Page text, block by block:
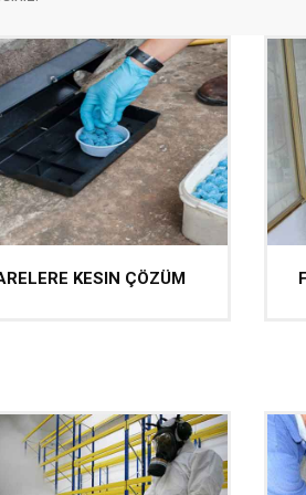
KESIN ÇÖZÜM